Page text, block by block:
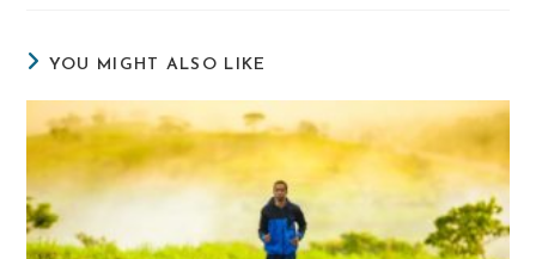
YOU MIGHT ALSO LIKE